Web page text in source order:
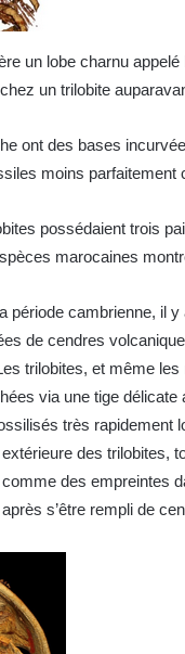
un lobe charnu
un trilobite
ont des bases
moins parfaitement
possédaient trois
marocaines
période cambrienne, il
de cendres
trilobites, et même
via une tige
très rapidement
des trilobites,
des empreintes
s’être rempli de